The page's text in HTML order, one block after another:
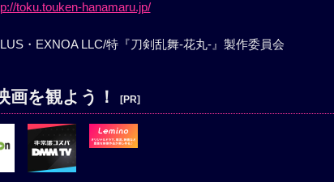
toku.touken-hanamaru.jp/
・EXNOA LLC/特『⼑剣乱舞-花丸-』製作委員会
画を観よう！ [PR]